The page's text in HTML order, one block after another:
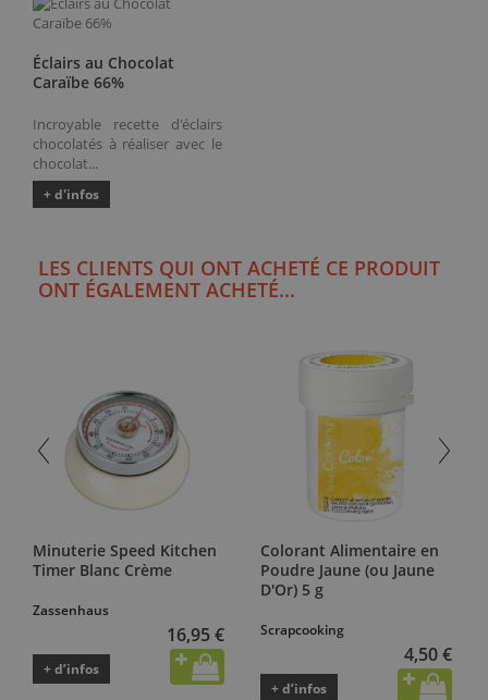
Éclairs au Chocolat
Caraïbe 66%
Incroyable recette d'éclairs
chocolatés à réaliser avec le
chocolat...
+ d'infos
LES CLIENTS QUI ONT ACHETÉ CE PRODUIT
ONT ÉGALEMENT ACHETÉ...
Minuterie Speed Kitchen
Timer Blanc Crème
Zassenhaus
16,95 €
+ d’infos
Colorant Alimentaire en
Poudre Jaune (ou Jaune
D'Or) 5 g
Scrapcooking
4,50 €
+ d’infos